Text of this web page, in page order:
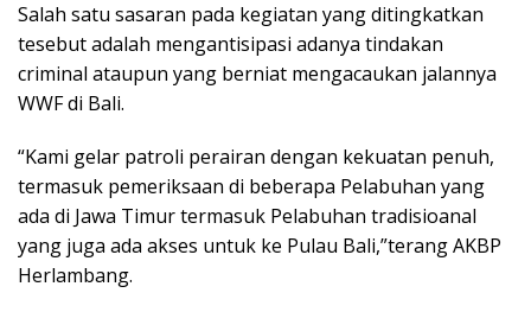
Salah satu sasaran pada kegiatan yang ditingkatkan
tesebut adalah mengantisipasi adanya tindakan
criminal ataupun yang berniat mengacaukan jalannya
WWF di Bali.
“Kami gelar patroli perairan dengan kekuatan penuh,
termasuk pemeriksaan di beberapa Pelabuhan yang
ada di Jawa Timur termasuk Pelabuhan tradisioanal
yang juga ada akses untuk ke Pulau Bali,”terang AKBP
Herlambang.